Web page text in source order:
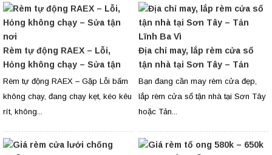
Rèm tự động RAEX – Lỗi,
Hỏng không chạy – Sửa tận
nơi
Rèm tự động RAEX – Gặp Lỗi bấm
không chạy, đang chạy kẹt, kéo kêu
rít, không...
Địa chỉ may, lắp rèm cửa sổ
tận nhà tại Sơn Tây – Tản
Lĩnh Ba Vì
Bạn đang cần may rèm cửa đẹp,
lắp rèm cửa sổ tận nhà tại Sơn Tây
hoặc Tản...